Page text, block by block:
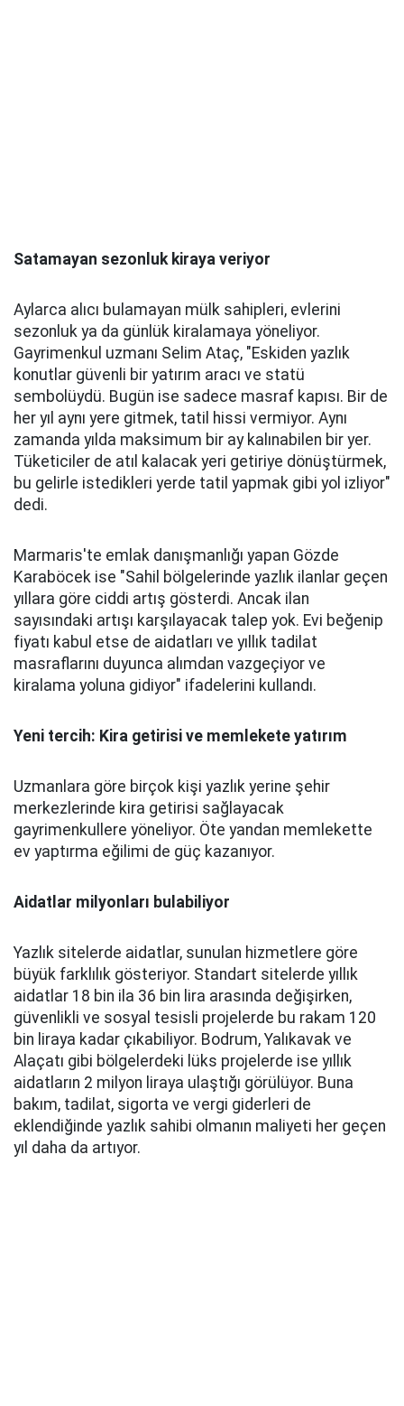
Satamayan sezonluk kiraya veriyor
Aylarca alıcı bulamayan mülk sahipleri, evlerini
sezonluk ya da günlük kiralamaya yöneliyor.
Gayrimenkul uzmanı Selim Ataç, "Eskiden yazlık
konutlar güvenli bir yatırım aracı ve statü
sembolüydü. Bugün ise sadece masraf kapısı. Bir de
her yıl aynı yere gitmek, tatil hissi vermiyor. Aynı
zamanda yılda maksimum bir ay kalınabilen bir yer.
Tüketiciler de atıl kalacak yeri getiriye dönüştürmek,
bu gelirle istedikleri yerde tatil yapmak gibi yol izliyor"
dedi.
Marmaris'te emlak danışmanlığı yapan Gözde
Karaböcek ise "Sahil bölgelerinde yazlık ilanlar geçen
yıllara göre ciddi artış gösterdi. Ancak ilan
sayısındaki artışı karşılayacak talep yok. Evi beğenip
fiyatı kabul etse de aidatları ve yıllık tadilat
masraflarını duyunca alımdan vazgeçiyor ve
kiralama yoluna gidiyor" ifadelerini kullandı.
Yeni tercih: Kira getirisi ve memlekete yatırım
Uzmanlara göre birçok kişi yazlık yerine şehir
merkezlerinde kira getirisi sağlayacak
gayrimenkullere yöneliyor. Öte yandan memlekette
ev yaptırma eğilimi de güç kazanıyor.
Aidatlar milyonları bulabiliyor
Yazlık sitelerde aidatlar, sunulan hizmetlere göre
büyük farklılık gösteriyor. Standart sitelerde yıllık
aidatlar 18 bin ila 36 bin lira arasında değişirken,
güvenlikli ve sosyal tesisli projelerde bu rakam 120
bin liraya kadar çıkabiliyor. Bodrum, Yalıkavak ve
Alaçatı gibi bölgelerdeki lüks projelerde ise yıllık
aidatların 2 milyon liraya ulaştığı görülüyor. Buna
bakım, tadilat, sigorta ve vergi giderleri de
eklendiğinde yazlık sahibi olmanın maliyeti her geçen
yıl daha da artıyor.